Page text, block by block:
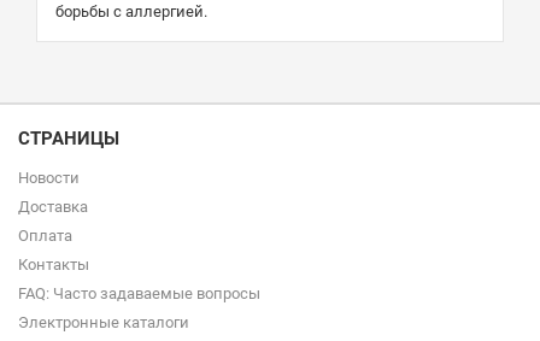
борьбы с аллергией.
СТРАНИЦЫ
Новости
Доставка
Оплата
Контакты
FAQ: Часто задаваемые вопросы
Электронные каталоги